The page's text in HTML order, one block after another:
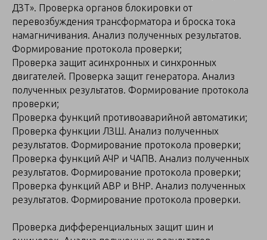
ДЗТ». Проверка органов блокировки от
перевозбуждения трансформатора и броска тока
намагничивания. Анализ полученных результатов.
Формирование протокола проверки;
Проверка защит асинхронных и синхронных
двигателей. Проверка защит генератора. Анализ
полученных результатов. Формирование протокола
проверки;
Проверка функций противоаварийной автоматики;
Проверка функции ЛЗШ. Анализ полученных
результатов. Формирование протокола проверки;
Проверка функций АЧР и ЧАПВ. Анализ полученных
результатов. Формирование протокола проверки;
Проверка функций АВР и ВНР. Анализ полученных
результатов. Формирование протокола проверки.
Проверка дифференциальных защит шин и